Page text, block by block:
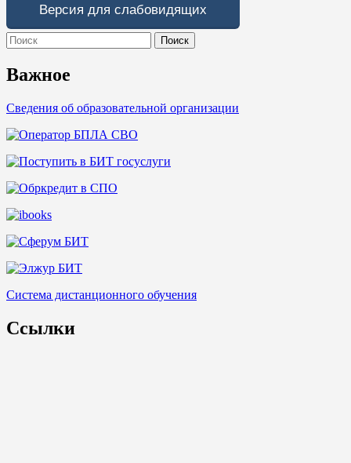
Версия для слабовидящих
Search
for:
Важное
Сведения об образовательной организации
Система дистанционного обучения
Ссылки